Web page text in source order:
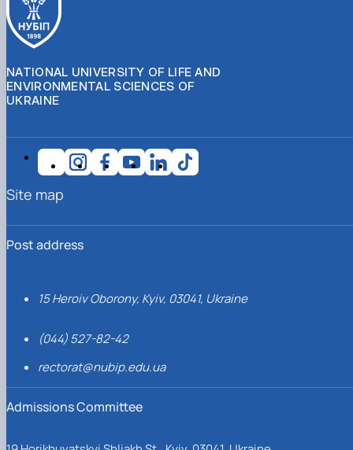
NATIONAL UNIVERSITY OF LIFE AND
ENVIRONMENTAL SCIENCES OF
UKRAINE
Post address
15 Heroiv Oborony, Kyiv, 03041, Ukraine
(044) 527-82-42
rectorat@nubip.edu.ua
Admissions Committee
Site map